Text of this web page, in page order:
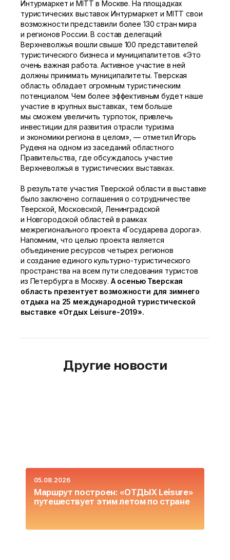
Интурмаркет и MITT в Москве. На площадках
туристических выставок Интурмаркет и MITT свои
возможности представили более 130 стран мира
и регионов России. В состав делегаций
Верхневолжья вошли свыше 100 представителей
туристического бизнеса и муниципалитетов. «Это
очень важная работа. Активное участие в ней
должны принимать муниципалитеты. Тверская
область обладает огромным туристическим
потенциалом. Чем более эффективным будет наше
участие в крупных выставках, тем больше
мы сможем увеличить турпоток, привлечь
инвестиции для развития отрасли туризма
и экономики региона в целом», — отметил Игорь
Руденя на одном из заседаний областного
Правительства, где обсуждалось участие
Верхневолжья в туристических выставках.
В результате участия Тверской области в выставке
было заключено соглашения о сотрудничестве
Тверской, Московской, Ленинградской
и Новгородской областей в рамках
межрегионального проекта «Государева дорога».
Напомним, что целью проекта является
объединение ресурсов четырех регионов
и создание единого культурно-туристического
пространства на всем пути следования туристов
из Петербурга в Москву. А осенью Тверская
область презентует возможности для зимнего
отдыха на 25 международной туристической
выставке «Отдых Leisure-2019».
Другие новости
05.08.2026
Маршрут построен: «ОТДЫХ Leisure»
путешествует этим летом по стране